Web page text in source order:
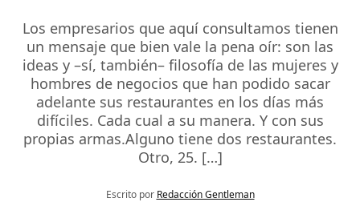
Los empresarios que aquí consultamos tienen
un mensaje que bien vale la pena oír: son las
ideas y –sí, también– filosofía de las mujeres y
hombres de negocios que han podido sacar
adelante sus restaurantes en los días más
difíciles. Cada cual a su manera. Y con sus
propias armas.Alguno tiene dos restaurantes.
Otro, 25. […]
Escrito por Redacción Gentleman